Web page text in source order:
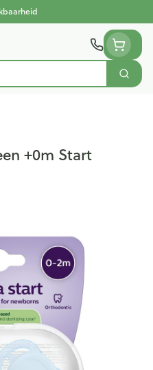
Zoek
+0m Start